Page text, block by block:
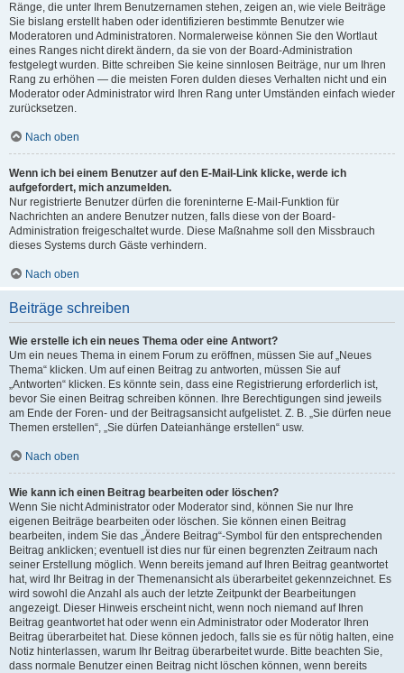
Ränge, die unter Ihrem Benutzernamen stehen, zeigen an, wie viele Beiträge
Sie bislang erstellt haben oder identifizieren bestimmte Benutzer wie
Moderatoren und Administratoren. Normalerweise können Sie den Wortlaut
eines Ranges nicht direkt ändern, da sie von der Board-Administration
festgelegt wurden. Bitte schreiben Sie keine sinnlosen Beiträge, nur um Ihren
Rang zu erhöhen — die meisten Foren dulden dieses Verhalten nicht und ein
Moderator oder Administrator wird Ihren Rang unter Umständen einfach wieder
zurücksetzen.
Nach oben
Wenn ich bei einem Benutzer auf den E-Mail-Link klicke, werde ich
aufgefordert, mich anzumelden.
Nur registrierte Benutzer dürfen die foreninterne E-Mail-Funktion für
Nachrichten an andere Benutzer nutzen, falls diese von der Board-
Administration freigeschaltet wurde. Diese Maßnahme soll den Missbrauch
dieses Systems durch Gäste verhindern.
Nach oben
Beiträge schreiben
Wie erstelle ich ein neues Thema oder eine Antwort?
Um ein neues Thema in einem Forum zu eröffnen, müssen Sie auf „Neues
Thema“ klicken. Um auf einen Beitrag zu antworten, müssen Sie auf
„Antworten“ klicken. Es könnte sein, dass eine Registrierung erforderlich ist,
bevor Sie einen Beitrag schreiben können. Ihre Berechtigungen sind jeweils
am Ende der Foren- und der Beitragsansicht aufgelistet. Z. B. „Sie dürfen neue
Themen erstellen“, „Sie dürfen Dateianhänge erstellen“ usw.
Nach oben
Wie kann ich einen Beitrag bearbeiten oder löschen?
Wenn Sie nicht Administrator oder Moderator sind, können Sie nur Ihre
eigenen Beiträge bearbeiten oder löschen. Sie können einen Beitrag
bearbeiten, indem Sie das „Ändere Beitrag“-Symbol für den entsprechenden
Beitrag anklicken; eventuell ist dies nur für einen begrenzten Zeitraum nach
seiner Erstellung möglich. Wenn bereits jemand auf Ihren Beitrag geantwortet
hat, wird Ihr Beitrag in der Themenansicht als überarbeitet gekennzeichnet. Es
wird sowohl die Anzahl als auch der letzte Zeitpunkt der Bearbeitungen
angezeigt. Dieser Hinweis erscheint nicht, wenn noch niemand auf Ihren
Beitrag geantwortet hat oder wenn ein Administrator oder Moderator Ihren
Beitrag überarbeitet hat. Diese können jedoch, falls sie es für nötig halten, eine
Notiz hinterlassen, warum Ihr Beitrag überarbeitet wurde. Bitte beachten Sie,
dass normale Benutzer einen Beitrag nicht löschen können, wenn bereits